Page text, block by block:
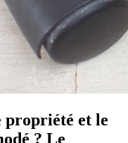
propriété et le
? Le